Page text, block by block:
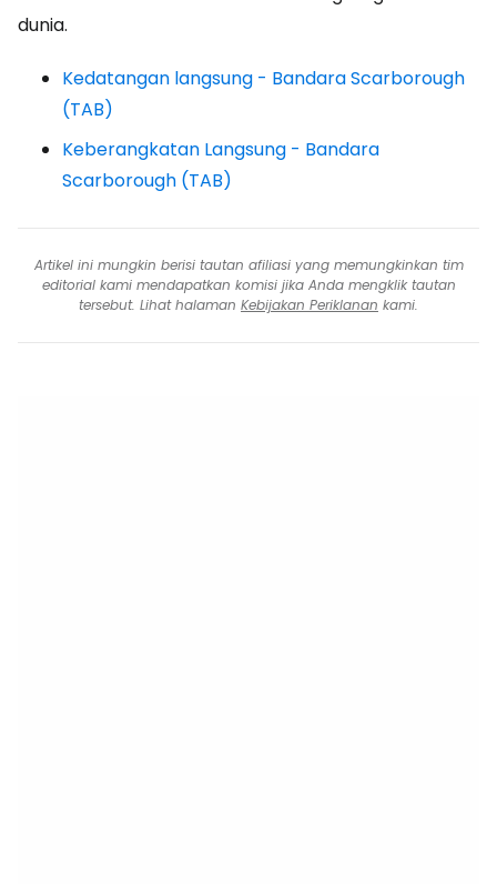
dunia.
Kedatangan langsung - Bandara Scarborough
(TAB)
Keberangkatan Langsung - Bandara
Scarborough (TAB)
Artikel ini mungkin berisi tautan afiliasi yang memungkinkan tim
editorial kami mendapatkan komisi jika Anda mengklik tautan
tersebut. Lihat halaman Kebijakan Periklanan kami.